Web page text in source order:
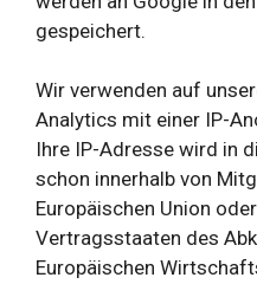
gespeichert.
Wir verwenden auf
Analytics mit einer IP-
Ihre IP-Adresse wird in
schon innerhalb von
Europäischen Union
Vertragsstaaten des
Europäischen